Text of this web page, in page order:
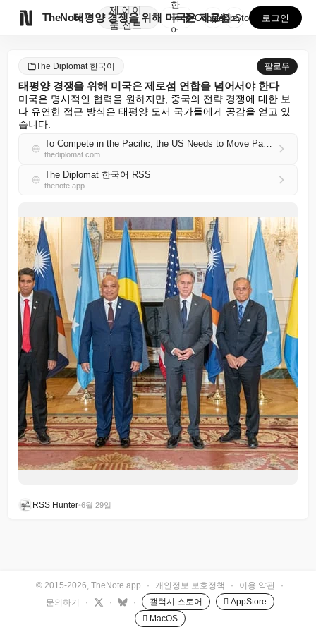
TheNote
제
품
에이
전트
태평양 경쟁을 위해 미국은 제로섬 연합을 넘어서야 한다
한
국
어
GooglePlay
AppStore 로그인
The Diplomat 한국어 팔로우
태평양 경쟁을 위해 미국은 제로섬 연합을 넘어서야 한다
미국은 명시적인 협력을 원하지만, 중국의 전략 경쟁에 대한 보
다 유연한 접근 방식은 태평양 도서 국가들에게 공감을 얻고 있
습니다.
To Compete in the Pacific, the US Needs to Move Past Zero-Sum Alignment
thediplomat.com
The Diplomat 한국어 RSS
thenote.app
RSS Hunter•6월 29일
© 2015-2026, TheNote.app · 개인정보 보호정책 · 이용 약관
·
문의하기
· · · 갤럭시 스토어
 AppStore
 MacOS